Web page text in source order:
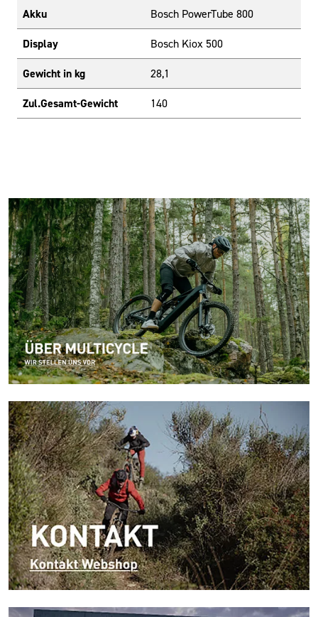
Akku Bosch PowerTube 800
Display Bosch Kiox 500
Gewicht in kg 28,1
Zul.Gesamt-Gewicht 140